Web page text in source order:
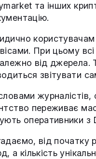
та інших
При цьому
від джерела.
звітувати
переживає
оперативники з
від початку
а кількість